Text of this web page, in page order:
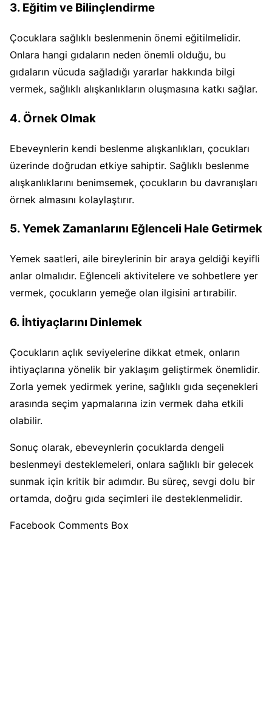
3. Eğitim ve Bilinçlendirme
Çocuklara sağlıklı beslenmenin önemi eğitilmelidir.
Onlara hangi gıdaların neden önemli olduğu, bu
gıdaların vücuda sağladığı yararlar hakkında bilgi
vermek, sağlıklı alışkanlıkların oluşmasına katkı sağlar.
4. Örnek Olmak
Ebeveynlerin kendi beslenme alışkanlıkları, çocukları
üzerinde doğrudan etkiye sahiptir. Sağlıklı beslenme
alışkanlıklarını benimsemek, çocukların bu davranışları
örnek almasını kolaylaştırır.
5. Yemek Zamanlarını Eğlenceli Hale Getirmek
Yemek saatleri, aile bireylerinin bir araya geldiği keyifli
anlar olmalıdır. Eğlenceli aktivitelere ve sohbetlere yer
vermek, çocukların yemeğe olan ilgisini artırabilir.
6. İhtiyaçlarını Dinlemek
Çocukların açlık seviyelerine dikkat etmek, onların
ihtiyaçlarına yönelik bir yaklaşım geliştirmek önemlidir.
Zorla yemek yedirmek yerine, sağlıklı gıda seçenekleri
arasında seçim yapmalarına izin vermek daha etkili
olabilir.
Sonuç olarak, ebeveynlerin çocuklarda dengeli
beslenmeyi desteklemeleri, onlara sağlıklı bir gelecek
sunmak için kritik bir adımdır. Bu süreç, sevgi dolu bir
ortamda, doğru gıda seçimleri ile desteklenmelidir.
Facebook Comments Box